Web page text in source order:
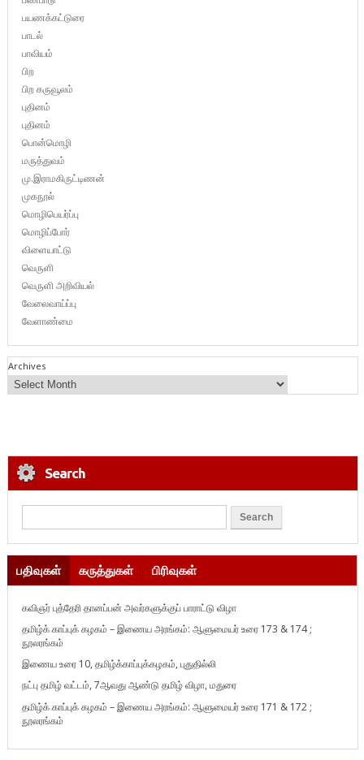
பயணக்கட்டுரை
பாடல்
பாவியம்
பிற
பிற கருவூலம்
புதினம்
புதினம்
பொன்மொழி
மருத்துவம்
மு.இராமகிருட்டிணன்
முகநூல்
மொழிபெயர்ப்பு
மொழிப்போர்
விளையாட்டு
வெருளி
வெருளி அறிவியல்
வேலைவாய்ப்பு
வேளாண்மை
Archives
Search
பதிவுகள் கருத்துகள் பிரிவுகள்
கவிஞர் புத்தேரி தானப்பன் அவர்களுக்குப் பாராட்டு விழா
தமிழ்க் காப்புக் கழகம் – இணைய அரங்கம்: ஆளுமையர் உரை 173 & 174 ;
நூலரங்கம்
இணைய உரை 10, தமிழ்க்காப்புக்கழகம், புதுதில்லி
நட்பு தமிழ் வட்டம், 7ஆவது ஆண்டு தமிழ் விழா, மதுரை
தமிழ்க் காப்புக் கழகம் – இணைய அரங்கம்: ஆளுமையர் உரை 171 & 172 ;
நூலரங்கம்